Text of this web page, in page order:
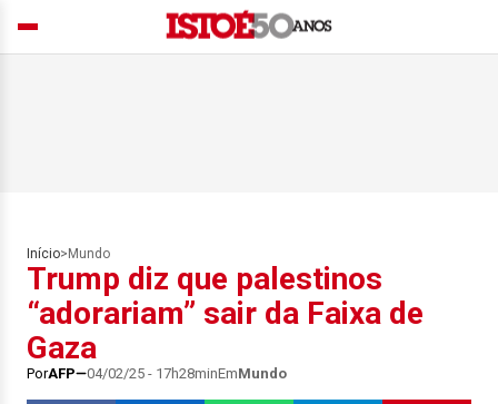
Início> Mundo
Trump diz que palestinos
“adorariam” sair da Faixa de
Gaza
PorAFP 04/02/25 - 17h28minEmMundo